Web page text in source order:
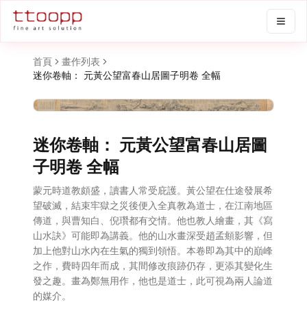
首頁
畫作列表
迷你卷軸： 元黃公望富春山居圖子明卷 全幅
迷你卷軸： 元黃公望富春山居圖
子明卷 全幅
蒙元時道教頗盛，讀書人常受庇護。黃公望在仕途發展希
望破滅，結束牢獄之災後便入全真教為道士，在江南地區
傳道，與曹知白、倪瓚都有交情。他也教人繪畫，其《寫
山水訣》可能即為講義。他的山水畫深受趙孟頫影響，但
加上他對山水內在生氣的獨到領悟。本卷即為其中的巔峰
之作，費時四年而成，其間修改痕跡仍存，更添其變化生
發之趣。畫為鄭無用作，他也是道士，此可視為兩人論道
的媒介。